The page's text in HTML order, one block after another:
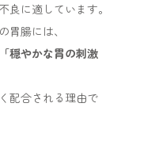
良に適しています。
胃腸には、
「穏やかな胃の刺激
配合される理由で